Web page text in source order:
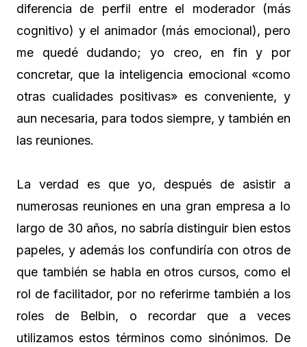
diferencia de perfil entre el moderador (más
cognitivo) y el animador (más emocional), pero
me quedé dudando; yo creo, en fin y por
concretar, que la inteligencia emocional «como
otras cualidades positivas» es conveniente, y
aun necesaria, para todos siempre, y también en
las reuniones.
La verdad es que yo, después de asistir a
numerosas reuniones en una gran empresa a lo
largo de 30 años, no sabría distinguir bien estos
papeles, y además los confundiría con otros de
que también se habla en otros cursos, como el
rol de facilitador, por no referirme también a los
roles de Belbin, o recordar que a veces
utilizamos estos términos como sinónimos. De